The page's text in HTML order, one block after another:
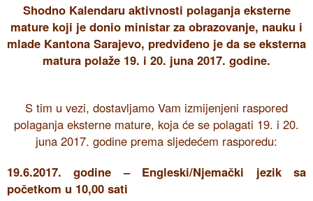
Shodno Kalendaru aktivnosti polaganja eksterne
mature koji je donio ministar za obrazovanje, nauku i
mlade Kantona Sarajevo, predviđeno je da se eksterna
matura polaže 19. i 20. juna 2017. godine.
S tim u vezi, dostavljamo Vam izmijenjeni raspored
polaganja eksterne mature, koja će se polagati 19. i 20.
juna 2017. godine prema sljedećem rasporedu:
19.6.2017. godine – Engleski/Njemački jezik sa
početkom u 10,00 sati